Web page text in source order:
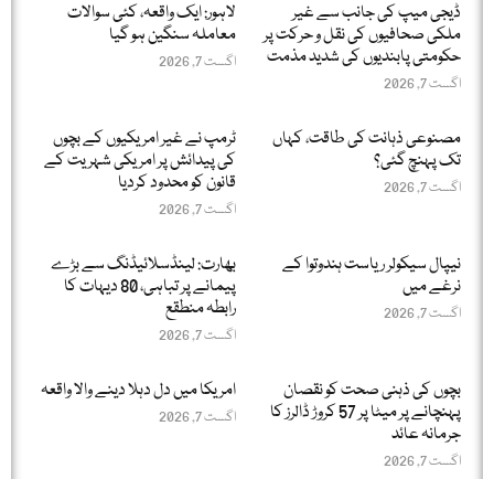
ڈیجی میپ کی جانب سے غیر
ملکی صحافیوں کی نقل و حرکت پر
حکومتی پابندیوں کی شدید مذمت
اگست 7, 2026
لاہور: ایک واقعہ، کئی سوالات
معاملہ سنگین ہو گیا
اگست 7, 2026
مصنوعی ذہانت کی طاقت، کہاں
تک پہنچ گئی؟
اگست 7, 2026
ٹرمپ نے غیر امریکیوں کے بچوں
کی پیدائش پر امریکی شہریت کے
قانون کو محدود کردیا
اگست 7, 2026
نیپال سیکولر ریاست ہندوتوا کے
نرغے میں
اگست 7, 2026
بھارت: لینڈسلائیڈنگ سے بڑے
پیمانے پر تباہی، 80 دیہات کا
رابطہ منطقع
اگست 7, 2026
بچوں کی ذہنی صحت کو نقصان
پہنچانے پر میٹا پر 57 کروڑ ڈالرز کا
جرمانہ عائد
اگست 7, 2026
امریکا میں دل دہلا دینے والا واقعہ
اگست 7, 2026